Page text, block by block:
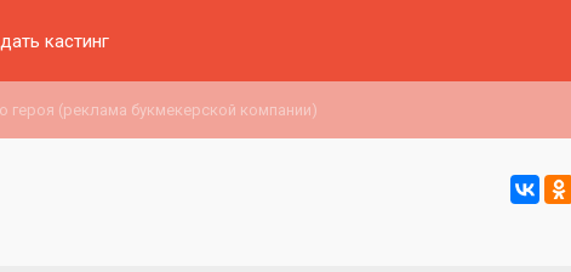
кастинг
героя (реклама букмекерской компании)